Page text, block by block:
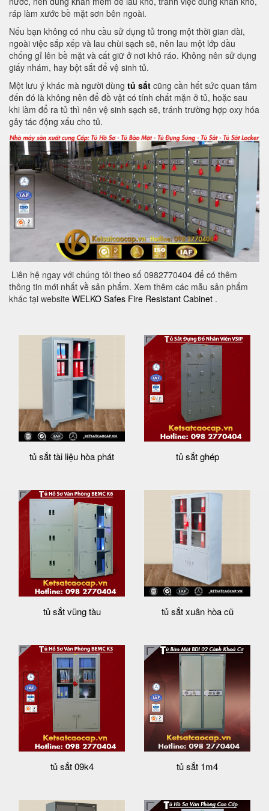
ráp làm xước bề mặt sơn bên ngoài.
Nếu bạn không có nhu cầu sử dụng tủ trong một thời gian dài,
ngoài việc sắp xếp và lau chùi sạch sẽ, nên lau một lớp dầu
chống gỉ lên bề mặt và cất giữ ở nơi khô ráo. Không nên sử dụng
giấy nhám, hay bột sắt để vệ sinh tủ.
Một lưu ý khác mà người dùng tủ sắt cũng cần hết sức quan tâm
đến đó là không nên để đồ vật có tính chất mặn ở tủ, hoặc sau
khi làm đổ ra tủ thì nên vệ sinh sạch sẽ, tránh trường hợp oxy hóa
gây tác động xấu cho tủ.
Liên hệ ngay với chúng tôi theo số 0982770404 để có thêm
thông tin mới nhất về sản phẩm. Xem thêm các mẫu sản phẩm
khác tại website WELKO Safes Fire Resistant Cabinet .
tủ sắt tài liệu hòa phát tủ sắt ghép
tủ sắt vũng tàu tủ sắt xuân hòa cũ
tủ sắt 09k4 tủ sắt 1m4